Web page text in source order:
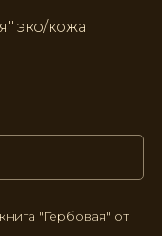
эко/кожа
"Гербовая" от